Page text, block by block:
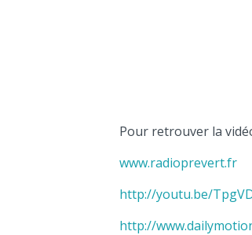
Pour retrouver la
www.radioprevert.fr
http://youtu.be/
http://